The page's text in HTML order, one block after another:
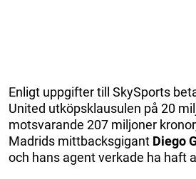
Enligt uppgifter till SkySports
United utköpsklausulen på 20
motsvarande 207 miljoner
Madrids mittbacksgigant Diego
och hans agent verkade ha haft